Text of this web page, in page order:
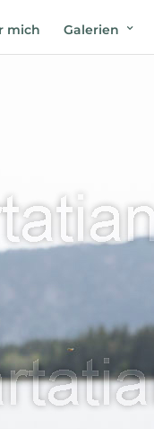
mich Galerien